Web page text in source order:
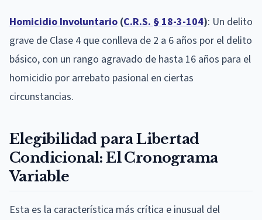
Homicidio Involuntario (C.R.S. § 18-3-104): Un delito
grave de Clase 4 que conlleva de 2 a 6 años por el delito
básico, con un rango agravado de hasta 16 años para el
homicidio por arrebato pasional en ciertas
circunstancias.
Elegibilidad para Libertad
Condicional: El Cronograma
Variable
Esta es la característica más crítica e inusual del